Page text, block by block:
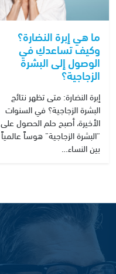
ما هي إبرة النضارة؟
وكيف تساعدكِ في
الوصول إلى البشرة
الزجاجية؟
إبرة النضارة: متى تظهر نتائج
البشرة الزجاجية؟ في السنوات
الأخيرة، أصبح حلم الحصول على
“البشرة الزجاجية” هوساً عالمياً
بين النساء…